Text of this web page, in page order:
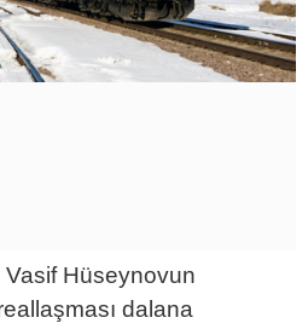
Hüseynovun
dalana